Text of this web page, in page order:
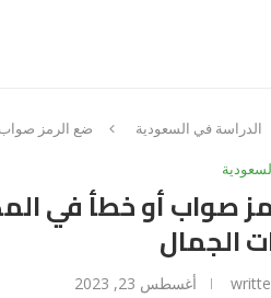
الدراسة في السعودية ضع الرمز صواب
صواب أو خطأ في
الجمال
أغسطس 23, 2023